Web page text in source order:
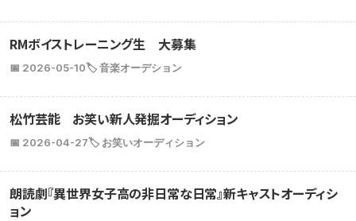
RMボイストレーニング生 大募集
📅 2026-05-10🏷️ 音楽オーデション
松竹芸能 お笑い新人発掘オーディション
📅 2026-04-27🏷️ お笑いオーディション
朗読劇『異世界女子高の非日常な日常』新キャストオーディシ
ョン